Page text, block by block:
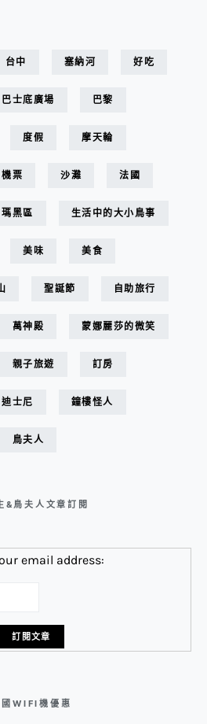
台中 塞納河 好吃
巴士底廣場 巴黎
度假 摩天輪
機票 沙灘 法國
瑪黑區 生活中的大小鳥事
美味 美食
聖誕節 自助旅行
萬神殿 蒙娜麗莎的微笑
親子旅遊 訂房
迪士尼 鐘樓怪人
鳥夫人
&鳥夫人文章訂閱
email address:
國WIFI機優惠